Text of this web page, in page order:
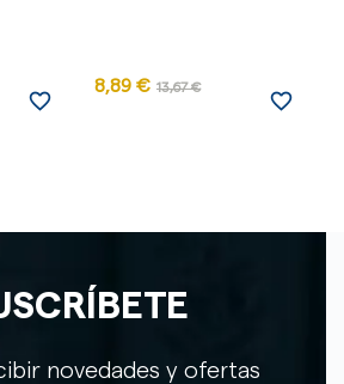
favorite_border
8,89 € 13,67 €
favorite_border
novedades y ofertas